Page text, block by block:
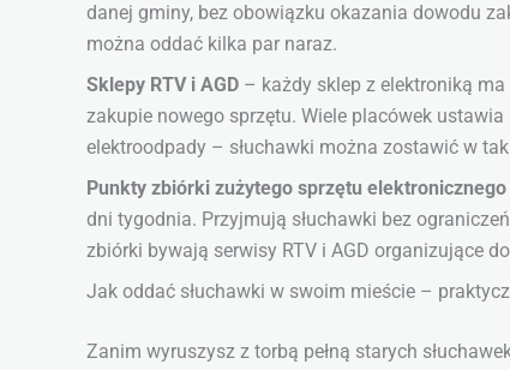
danej gminy, bez obowiązku okazania dowodu
można oddać kilka par naraz.
Sklepy RTV i AGD – każdy sklep z elektroniką
zakupie nowego sprzętu. Wiele placówek
elektroodpady – słuchawki można zostawić w
Punkty zbiórki zużytego sprzętu elektronicznego
dni tygodnia. Przyjmują słuchawki bez
zbiórki bywają serwisy RTV i AGD organizujące
Jak oddać słuchawki w swoim mieście –
Zanim wyruszysz z torbą pełną starych